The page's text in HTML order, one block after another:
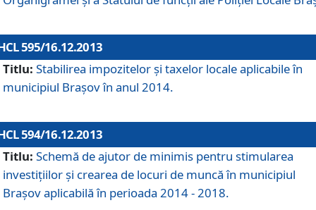
595/16.12.2013
Titlu: Stabilirea impozitelor şi taxelor locale aplicabile în
municipiul Braşov în anul 2014.
594/16.12.2013
Titlu: Schemă de ajutor de minimis pentru stimularea
investiţiilor şi crearea de locuri de muncă în municipiul
Braşov aplicabilă în perioada 2014 - 2018.